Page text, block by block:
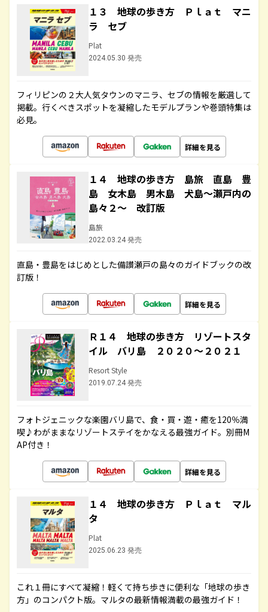
１３ 地球の歩き方 Ｐｌａｔ マニ
ラ セブ
Plat
2024.05.30 発売
フィリピンの２大人気タウンのマニラ、セブの情報を厳選して
掲載。行くべきスポットを凝縮したモデルプランや巻頭特集は
必見。
詳細を見る
１４ 地球の歩き方 島旅 直島 豊
島 女木島 男木島 犬島～瀬戸内の
島々２～ 改訂版
島旅
2022.03.24 発売
直島・豊島をはじめとした備讃瀬戸の島々のガイドブックの改
訂版！
詳細を見る
Ｒ１４ 地球の歩き方 リゾートスタ
イル バリ島 ２０２０～２０２１
Resort Style
2019.07.24 発売
フォトジェニックな楽園バリ島で、食・買・遊・癒を120％満
喫♪わがままなリゾートステイをかなえる最強ガイド。別冊M
AP付き！
詳細を見る
１４ 地球の歩き方 Ｐｌａｔ マル
タ
Plat
2025.06.23 発売
これ１冊にすべて凝縮！軽くて持ち歩きに便利な「地球の歩き
方」のコンパクト版。マルタの最新情報満載の最強ガイド！